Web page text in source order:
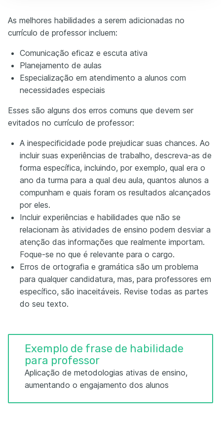
As melhores habilidades a serem adicionadas no
currículo de professor incluem:
Comunicação eficaz e escuta ativa
Planejamento de aulas
Especialização em atendimento a alunos com
necessidades especiais
Esses são alguns dos erros comuns que devem ser
evitados no currículo de professor:
A inespecificidade pode prejudicar suas chances. Ao
incluir suas experiências de trabalho, descreva-as de
forma específica, incluindo, por exemplo, qual era o
ano da turma para a qual deu aula, quantos alunos a
compunham e quais foram os resultados alcançados
por eles.
Incluir experiências e habilidades que não se
relacionam às atividades de ensino podem desviar a
atenção das informações que realmente importam.
Foque-se no que é relevante para o cargo.
Erros de ortografia e gramática são um problema
para qualquer candidatura, mas, para professores em
específico, são inaceitáveis. Revise todas as partes
do seu texto.
Exemplo de frase de habilidade
para professor
Aplicação de metodologias ativas de ensino,
aumentando o engajamento dos alunos